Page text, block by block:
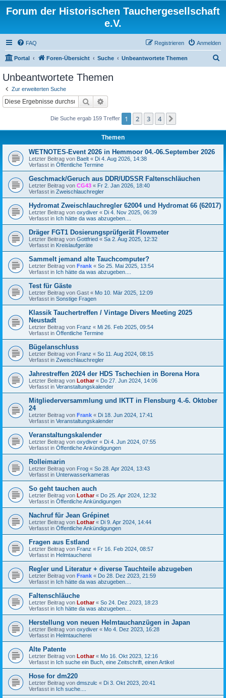
Forum der Historischen Tauchergesellschaft
e.V.
FAQ Anmelden
Registrieren
Portal Foren-Übersicht Suche Unbeantwortete Themen
Unbeantwortete Themen
Zur erweiterten Suche
Suche
Die Suche ergab 159 Treffer 1 2 3 4
Themen
WETNOTES-Event 2026 in Hemmoor 04.-06.September 2026
Letzter Beitrag von Baelt « Di 4. Aug 2026, 14:38
Verfasst in Öffentliche Termine
Geschmack/Geruch aus DDR/UDSSR Faltenschläuchen
Letzter Beitrag von CG43 « Fr 2. Jan 2026, 18:40
Verfasst in Zweischlauchregler
Hydromat Zweischlauchregler 62004 und Hydromat 66 (62017)
Letzter Beitrag von oxydiver « Di 4. Nov 2025, 06:39
Verfasst in Ich hätte da was abzugeben....
Dräger FGT1 Dosierungsprüfgerät Flowmeter
Letzter Beitrag von Gottfried « Sa 2. Aug 2025, 12:32
Verfasst in Kreislaufgeräte
Sammelt jemand alte Tauchcomputer?
Letzter Beitrag von Frank « So 25. Mai 2025, 13:54
Verfasst in Ich hätte da was abzugeben....
Test für Gäste
Letzter Beitrag von Gast « Mo 10. Mär 2025, 12:09
Verfasst in Sonstige Fragen
Klassik Tauchertreffen / Vintage Divers Meeting 2025
Neustadt
Letzter Beitrag von Franz « Mi 26. Feb 2025, 09:54
Verfasst in Öffentliche Termine
Bügelanschluss
Letzter Beitrag von Franz « So 11. Aug 2024, 08:15
Verfasst in Zweischlauchregler
Jahrestreffen 2024 der HDS Tschechien in Borena Hora
Letzter Beitrag von Lothar« Do 27. Jun 2024, 14:06
Verfasst in Veranstaltungskalender
Mitgliederversammlung und IKTT in Flensburg 4.-6. Oktober
24
Letzter Beitrag von Frank « Di 18. Jun 2024, 17:41
Verfasst in Veranstaltungskalender
Veranstaltungskalender
Letzter Beitrag von oxydiver « Di 4. Jun 2024, 07:55
Verfasst in Öffentliche Ankündigungen
Rolleimarin
Letzter Beitrag von Frog « So 28. Apr 2024, 13:43
Verfasst in Unterwasserkameras
So geht tauchen auch
Letzter Beitrag von Lothar« Do 25. Apr 2024, 12:32
Verfasst in Öffentliche Ankündigungen
Nachruf für Jean Grépinet
Letzter Beitrag von Lothar« Di 9. Apr 2024, 14:44
Verfasst in Öffentliche Ankündigungen
Fragen aus Estland
Letzter Beitrag von Franz « Fr 16. Feb 2024, 08:57
Verfasst in Helmtaucherei
Regler und Literatur + diverse Tauchteile abzugeben
Letzter Beitrag von Frank « Do 28. Dez 2023, 21:59
Verfasst in Ich hätte da was abzugeben....
Faltenschläuche
Letzter Beitrag von Lothar« So 24. Dez 2023, 18:23
Verfasst in Ich hätte da was abzugeben....
Herstellung von neuen Helmtauchanzügen in Japan
Letzter Beitrag von oxydiver « Mo 4. Dez 2023, 16:28
Verfasst in Helmtaucherei
Alte Patente
Letzter Beitrag von Lothar« Mo 16. Okt 2023, 12:16
Verfasst in Ich suche ein Buch, eine Zeitschrift, einen Artikel
Hose for dm220
Letzter Beitrag von dmszulc « Di 3. Okt 2023, 20:41
Verfasst in Ich suche....